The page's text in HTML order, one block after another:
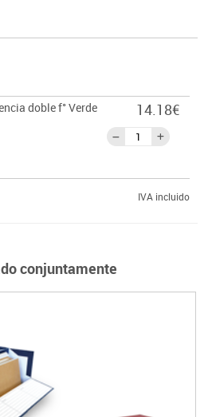
doble f° Verde
14.18€
IVA incluido
conjuntamente